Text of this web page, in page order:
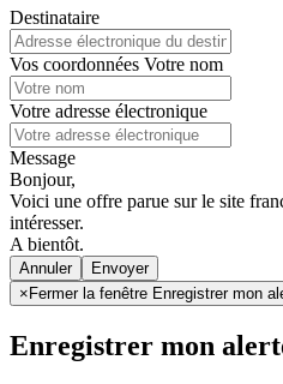
Destinataire
Vos coordonnées Votre nom
Votre adresse électronique
Message
Bonjour,
Voici une offre parue sur le site
intéresser.
A bientôt.
Annuler
× Fermer la fenêtre Enregistrer mon
Enregistrer mon